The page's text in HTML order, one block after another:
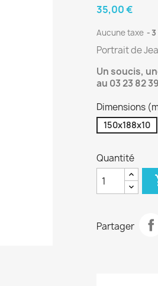
35,00 €
Aucune taxe
Portrait de
Un soucis,
au 03 23 82
Dimensions
150x188x10
Quantité
Partager